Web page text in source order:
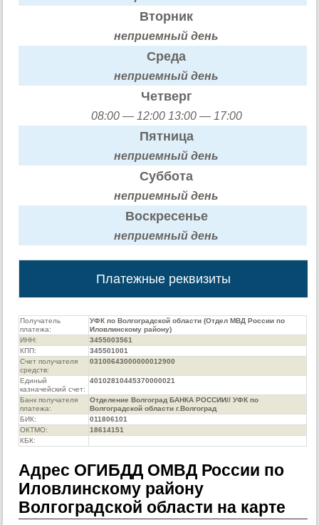
Вторник
неприемный день
Среда
неприемный день
Четверг
08:00 — 12:00 13:00 — 17:00
Пятница
неприемный день
Суббота
неприемный день
Воскресенье
неприемный день
Платежные реквизиты
Получатель
платежа:
УФК по Волгоградской области (Отдел МВД России по
Иловлинскому району)
ИНН:
3455003561
КПП:
345501001
Счет получателя
средств:
03100643000000012900
Единый
казначейский счет:
40102810445370000021
Банк получателя
платежа:
Отделение Волгоград БАНКА РОССИИ// УФК по
Волгоградской области г.Волгоград
БИК:
011806101
ОКТМО:
18614151
КБК:
Адрес ОГИБДД ОМВД России по
Иловлинскому району
Волгоградской области на карте